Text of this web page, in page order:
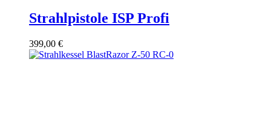
Strahlpistole ISP Profi
399,00 €